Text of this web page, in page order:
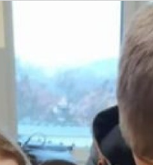
szkoły wręcza
na emeryturę